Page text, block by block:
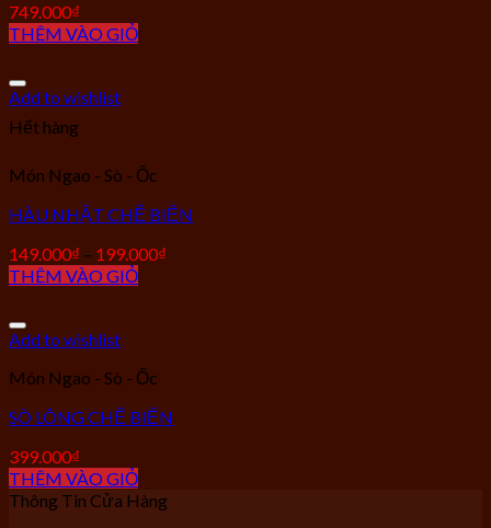
749.000₫
THÊM VÀO GIỎ
Add to wishlist
Hết hàng
Món Ngao - Sò - Ốc
HÀU NHẬT CHẾ BIẾN
149.000₫ – 199.000₫
THÊM VÀO GIỎ
Add to wishlist
Món Ngao - Sò - Ốc
SÒ LÔNG CHẾ BIẾN
399.000₫
THÊM VÀO GIỎ
Thông Tin Cửa Hàng